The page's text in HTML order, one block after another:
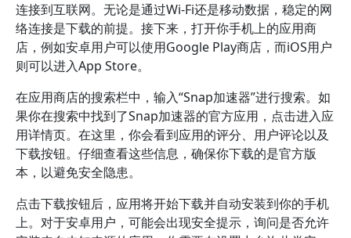
连接到互联网。无论是通过Wi-Fi还是移动数据，稳定的网
络连接是下载的前提。接下来，打开你手机上的应用商
店，例如安卓用户可以使用Google Play商店，而iOS用户
则可以进入App Store。
在应用商店的搜索栏中，输入“Snap加速器”进行搜索。如
果你在搜索中找到了Snap加速器的官方应用，点击进入应
用详情页。在这里，你会看到应用的评分、用户评论以及
下载按钮。仔细查看这些信息，确保你下载的是官方版
本，以避免安全隐患。
点击下载按钮后，应用将开始下载并自动安装到你的手机
上。对于安卓用户，可能会出现安全提示，询问是否允许